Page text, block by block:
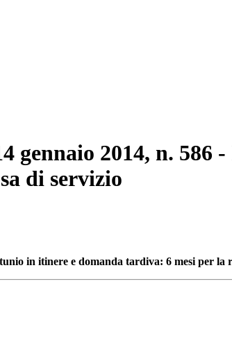
gennaio 2014, n.
di servizio
in itinere e domanda tardiva: 6 mesi per la